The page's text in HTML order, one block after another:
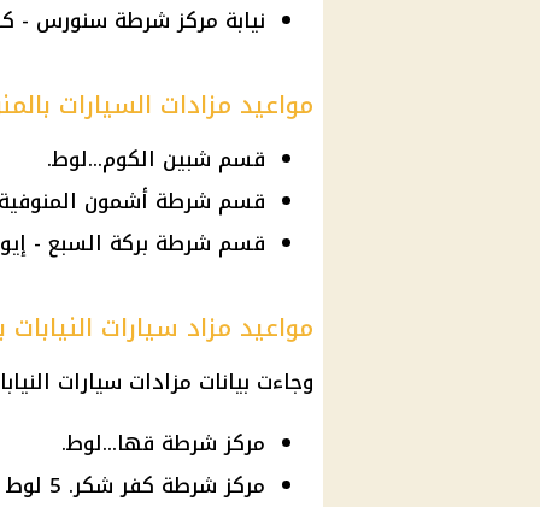
نيابة مركز شرطة سنورس -
مواعيد مزادات السيارات
قسم شبين الكوم...لوط.
قسم شرطة أشمون المنوفية
قسم شرطة بركة السبع -
مواعيد مزاد سيارات النيابات
وجاءت بيانات مزادات سيارات
مركز شرطة قها...لوط.
مركز شرطة كفر شكر. 5 لوط .